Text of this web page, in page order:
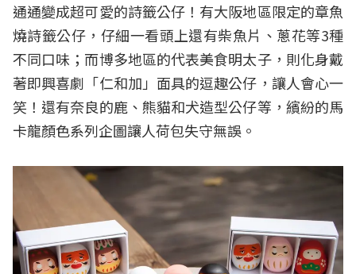
通通變成超可愛的詩籤公仔！有大阪地區限定的章魚
燒詩籤公仔，仔細一看頭上還有柴魚片、蔥花等3種
不同口味；而博多地區的代表美食明太子，則化身戴
著即興喜劇「仁和加」面具的逗趣公仔，讓人會心一
笑！還有奈良的鹿、熊貓和犬造型公仔等，繽紛的馬
卡龍顏色系列企圖讓人荷包失守無誤。